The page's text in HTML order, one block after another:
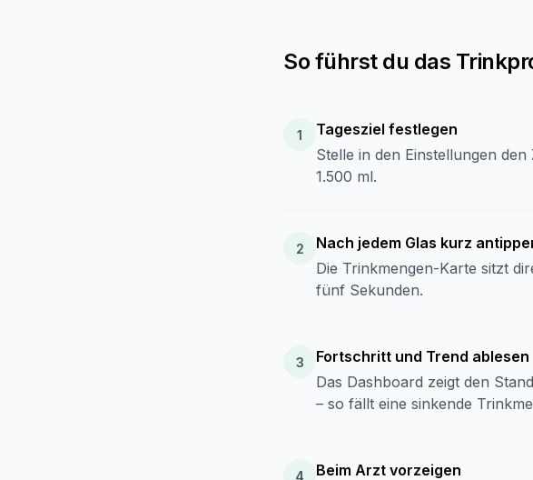
So führst du das
Tagesziel festlegen
Stelle in den Einstellungen
1.500 ml.
Nach jedem Glas kurz
Die Trinkmengen-Karte sitzt
fünf Sekunden.
Fortschritt und Trend ablesen
Das Dashboard zeigt den
– so fällt eine sinkende
Beim Arzt vorzeigen